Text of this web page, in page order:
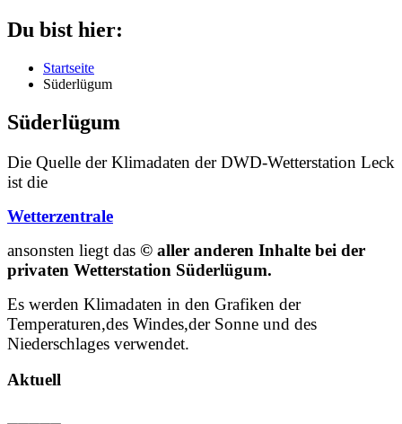
Du bist hier:
Startseite
Süderlügum
Süderlügum
Die Quelle der Klimadaten der DWD-Wetterstation Leck
ist die
Wetterzentrale
ansonsten liegt das © aller anderen Inhalte bei der
privaten Wetterstation Süderlügum.
Es werden Klimadaten in den Grafiken der
Temperaturen,des Windes,der Sonne und des
Niederschlages verwendet.
Aktuell